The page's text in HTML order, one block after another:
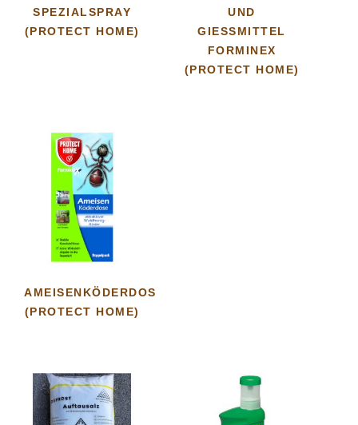
SPEZIALSPRAY
(PROTECT HOME)
UND
GIESSMITTEL F
ORMINEX (
PROTECT HOME)
AMEISENKÖDERDOSE
(PROTECT HOME)